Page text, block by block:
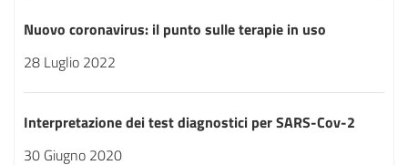
Nuovo coronavirus: il punto sulle terapie in uso
28 Luglio 2022
Interpretazione dei test diagnostici per SARS-Cov-2
30 Giugno 2020